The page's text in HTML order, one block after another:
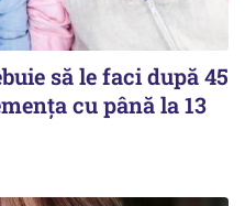
să le faci după 45
cu până la 13